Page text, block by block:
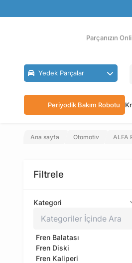
Ücretsiz
Parçanızın
Yedek Parçalar
Periyodik Bakım Robotu
Ana sayfa Otomotiv ALFA
Filtrele
Kategori
Fren Balatası
Fren Diski
Fren Kaliperi